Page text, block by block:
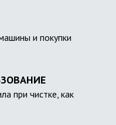
и покупки
при чистке, как